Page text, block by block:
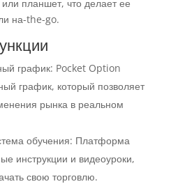
планшет, что делает ее
на-the-go.
график: Pocket Option
график, который позволяет
рынка в реальном
обучения: Платформа
инструкции и видеоуроки,
свою торговлю.